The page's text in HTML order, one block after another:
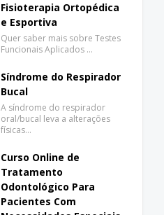
Fisioterapia Ortopédica
e Esportiva
Quer saber mais sobre Testes
Funcionais Aplicados …
Síndrome do Respirador
Bucal
A síndrome do respirador
oral/bucal leva a alterações
físicas…
Curso Online de
Tratamento
Odontológico Para
Pacientes Com